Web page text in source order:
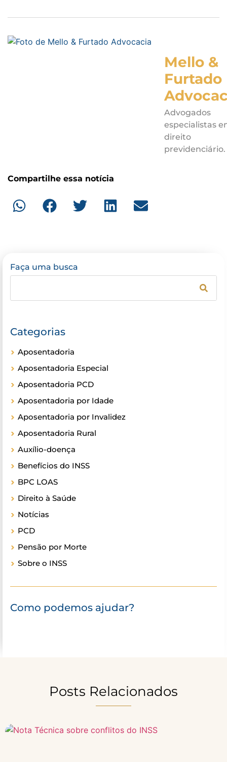
Mello &
Furtado
Advogados
especialistas
direito
previdenciário.
Compartilhe essa notícia
Faça uma busca
Categorias
Aposentadoria
Aposentadoria Especial
Aposentadoria PCD
Aposentadoria por Idade
Aposentadoria por Invalidez
Aposentadoria Rural
Auxílio-doença
Benefícios do INSS
BPC LOAS
Direito à Saúde
Notícias
PCD
Pensão por Morte
Sobre o INSS
Como podemos ajudar?
Posts Relacionados